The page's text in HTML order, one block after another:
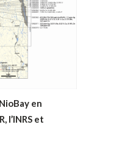
en
l’INRS et